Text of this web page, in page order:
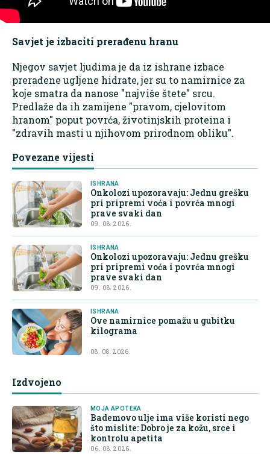
Savjet je izbaciti prerađenu hranu
Njegov savjet ljudima je da iz ishrane izbace
prerađene ugljene hidrate, jer su to namirnice za
koje smatra da nanose "najviše štete" srcu.
Predlaže da ih zamijene "pravom, cjelovitom
hranom" poput povrća, životinjskih proteina i
"zdravih masti u njihovom prirodnom obliku".
Povezane vijesti
ISHRANA
Onkolozi upozoravaju: Jednu grešku
pri pripremi voća i povrća mnogi
prave svaki dan
09. 08. 2026.
ISHRANA
Onkolozi upozoravaju: Jednu grešku
pri pripremi voća i povrća mnogi
prave svaki dan
09. 08. 2026.
ISHRANA
Ove namirnice pomažu u gubitku
kilograma
08. 08. 2026.
Izdvojeno
MOJA APOTEKA
Bademovo ulje ima više koristi nego
što mislite: Dobro je za kožu, srce i
kontrolu apetita
06. 08. 2026.